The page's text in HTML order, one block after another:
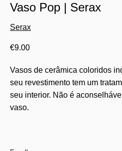
Vaso Pop | Serax
Serax
€9.00
Vasos de cerâmica coloridos
seu revestimento tem um
seu interior. Não é
vaso.